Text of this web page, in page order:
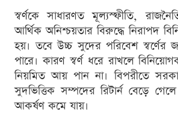
স্বর্ণকে সাধারণত মূল্যস্ফীতি,
আর্থিক অনিশ্চয়তার বিরুদ্ধে নিরাপদ
হয়। তবে উচ্চ সুদের পরিবেশ স্বর্ণের
পারে। কারণ স্বর্ণ ধরে রাখলে
নিয়মিত আয় পান না। বিপরীতে
সুদভিত্তিক সম্পদের রিটার্ন বেড়ে
আকর্ষণ কমে যায়।